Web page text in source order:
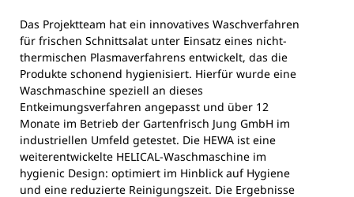
Das Projektteam hat ein innovatives Waschverfahren
für frischen Schnittsalat unter Einsatz eines nicht-
thermischen Plasmaverfahrens entwickelt, das die
Produkte schonend hygienisiert. Hierfür wurde eine
Waschmaschine speziell an dieses
Entkeimungsverfahren angepasst und über 12
Monate im Betrieb der Gartenfrisch Jung GmbH im
industriellen Umfeld getestet. Die HEWA ist eine
weiterentwickelte HELICAL-Waschmaschine im
hygienic Design: optimiert im Hinblick auf Hygiene
und eine reduzierte Reinigungszeit. Die Ergebnisse